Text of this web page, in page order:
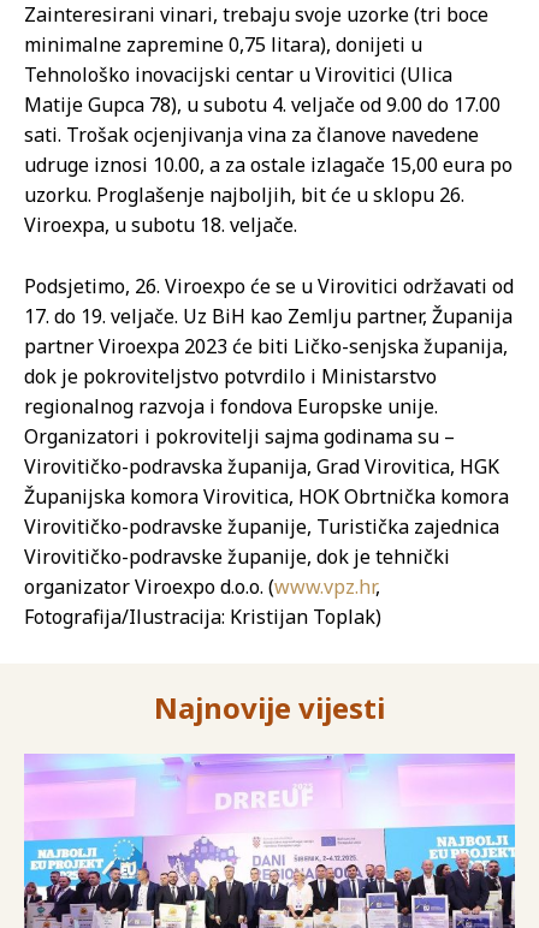
Zainteresirani vinari, trebaju svoje uzorke (tri boce
minimalne zapremine 0,75 litara), donijeti u
Tehnološko inovacijski centar u Virovitici (Ulica
Matije Gupca 78), u subotu 4. veljače od 9.00 do 17.00
sati. Trošak ocjenjivanja vina za članove navedene
udruge iznosi 10.00, a za ostale izlagače 15,00 eura po
uzorku. Proglašenje najboljih, bit će u sklopu 26.
Viroexpa, u subotu 18. veljače.
Podsjetimo, 26. Viroexpo će se u Virovitici održavati od
17. do 19. veljače. Uz BiH kao Zemlju partner, Županija
partner Viroexpa 2023 će biti Ličko-senjska županija,
dok je pokroviteljstvo potvrdilo i Ministarstvo
regionalnog razvoja i fondova Europske unije.
Organizatori i pokrovitelji sajma godinama su –
Virovitičko-podravska županija, Grad Virovitica, HGK
Županijska komora Virovitica, HOK Obrtnička komora
Virovitičko-podravske županije, Turistička zajednica
Virovitičko-podravske županije, dok je tehnički
organizator Viroexpo d.o.o. (www.vpz.hr,
Fotografija/Ilustracija: Kristijan Toplak)
Najnovije vijesti